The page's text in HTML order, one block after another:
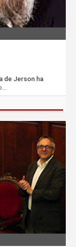
de Jerson ha